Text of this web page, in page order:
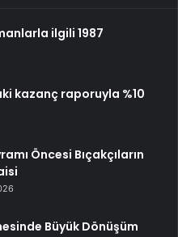
ilgili 1987
kazanç raporuyla %10
Öncesi Bıçakçıların
Büyük Dönüşüm